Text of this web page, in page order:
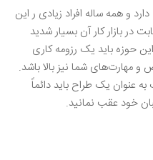
و همه ساله افراد زیادی ر این
در بازار کار آن بسیار شدید
حوزه باید یک رزومه کاری
شما نیز بالا باشد.
عنوان یک طراح باید دائماً
خود عقب نمانید.